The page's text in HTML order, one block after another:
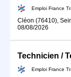
Emploi France
Cléon (76410),
08/08/2026
Emploi France